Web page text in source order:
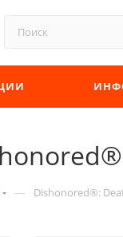
— Dishonored®: